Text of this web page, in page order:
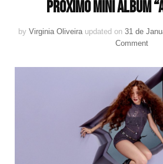
próximo mini álbum
by Virginia Oliveira updated on 31 de
Commenton
capa
de
seu
mini